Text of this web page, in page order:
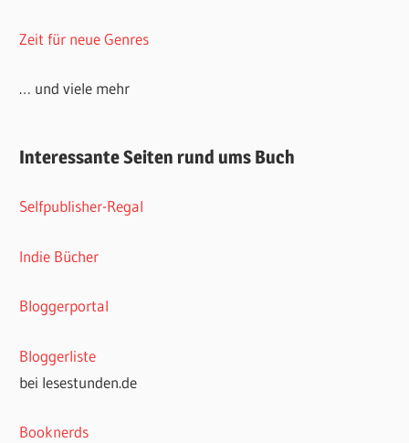
Zeit für neue Genres
… und viele mehr
Interessante Seiten rund ums Buch
Selfpublisher-Regal
Indie Bücher
Bloggerportal
Bloggerliste
bei lesestunden.de
Booknerds